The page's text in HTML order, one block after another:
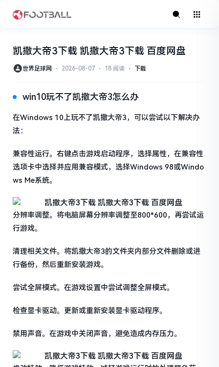
凯撒大帝3下载 凯撒大帝3下载 百度网盘
世界足球网 ⋅ 2026-08-07 ⋅ 18 阅读 ⋅ 下载
win10玩不了凯撒大帝3怎么办
在Windows 10上玩不了凯撒大帝3，可以尝试以下解决办
法：
兼容性运行。右键点击游戏启动程序，选择属性，在兼容性
选项卡中选择并应用兼容模式，选择Windows 98或Windo
ws Me系统。
分辨率调整。将电脑屏幕分辨率调整至800*600，再尝试运
行游戏。
清理相关文件。将凯撒大帝3的文件夹内部分文件删除或进
行备份，然后重新安装游戏。
尝试全屏模式。在游戏设置中尝试调整全屏模式。
检查显卡驱动。更新或重新安装显卡驱动程序。
禁用声音。在游戏中关闭声音，避免造成内存压力。